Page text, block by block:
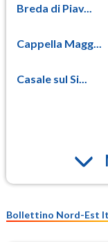
Breda di Piav...
Cappella Magg...
Casale sul Si...
Bollettino Nord-Est